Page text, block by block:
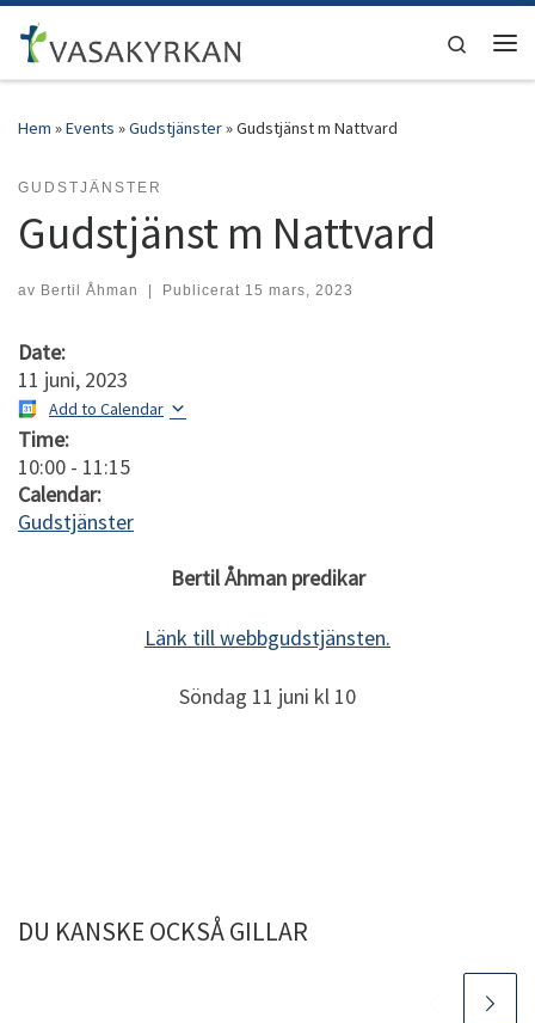
Hoppa till innehåll
Search
Hem »Events »Gudstjänster»Gudstjänst m Nattvard
GUDSTJÄNSTER
Gudstjänst m Nattvard
av Bertil Åhman | Publicerat 15 mars, 2023
Date:
11 juni, 2023
Add to Calendar
Time:
10:00 - 11:15
Calendar:
Gudstjänster
Bertil Åhman predikar
Länk till webbgudstjänsten.
Söndag 11 juni kl 10
DU KANSKE OCKSÅ GILLAR